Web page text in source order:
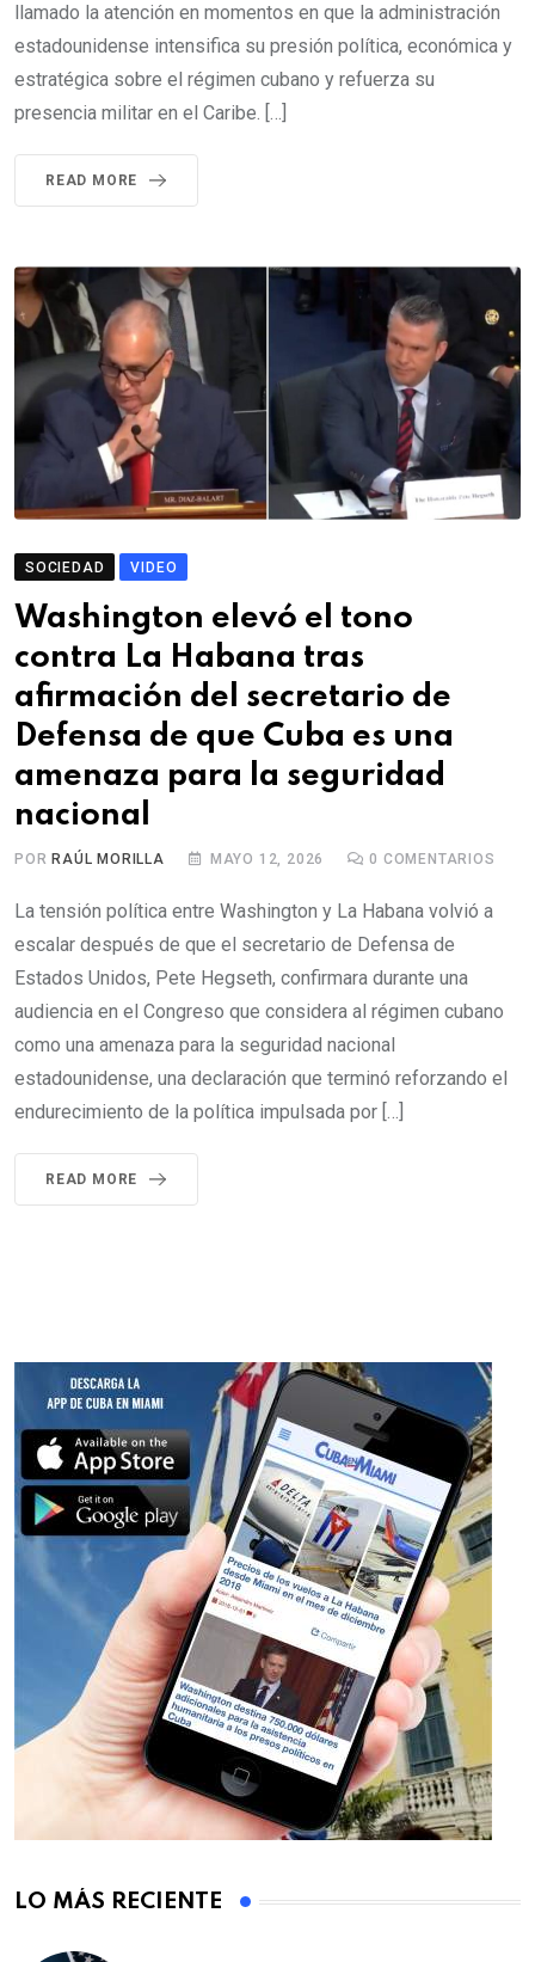
llamado la atención en momentos en que la administración
estadounidense intensifica su presión política, económica y
estratégica sobre el régimen cubano y refuerza su
presencia militar en el Caribe. […]
READ MORE
SOCIEDAD VIDEO
Washington elevó el tono
contra La Habana tras
afirmación del secretario de
Defensa de que Cuba es una
amenaza para la seguridad
nacional
POR RAÚL MORILLA MAYO 12, 2026 0 COMENTARIOS
La tensión política entre Washington y La Habana volvió a
escalar después de que el secretario de Defensa de
Estados Unidos, Pete Hegseth, confirmara durante una
audiencia en el Congreso que considera al régimen cubano
como una amenaza para la seguridad nacional
estadounidense, una declaración que terminó reforzando el
endurecimiento de la política impulsada por […]
READ MORE
LO MÁS RECIENTE